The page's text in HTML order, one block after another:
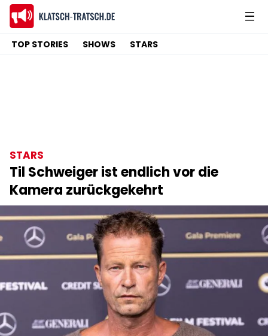
TOP STORIES SHOWS STARS
STARS
Til Schweiger ist endlich vor die
Kamera zurückgekehrt